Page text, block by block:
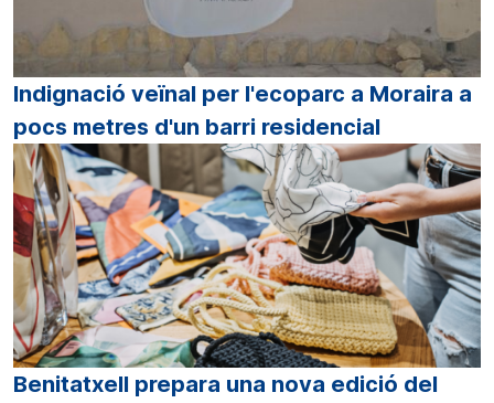
Indignació veïnal per l'ecoparc a Moraira a
pocs metres d'un barri residencial
Benitatxell prepara una nova edició del